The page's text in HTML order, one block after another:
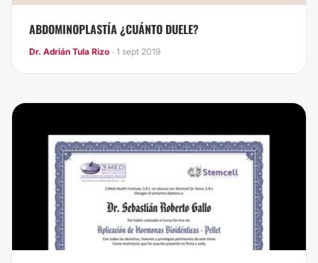
ABDOMINOPLASTÍA ¿CUÁNTO DUELE?
Dr. Adrián Tula Rizo · 1 sept 2019